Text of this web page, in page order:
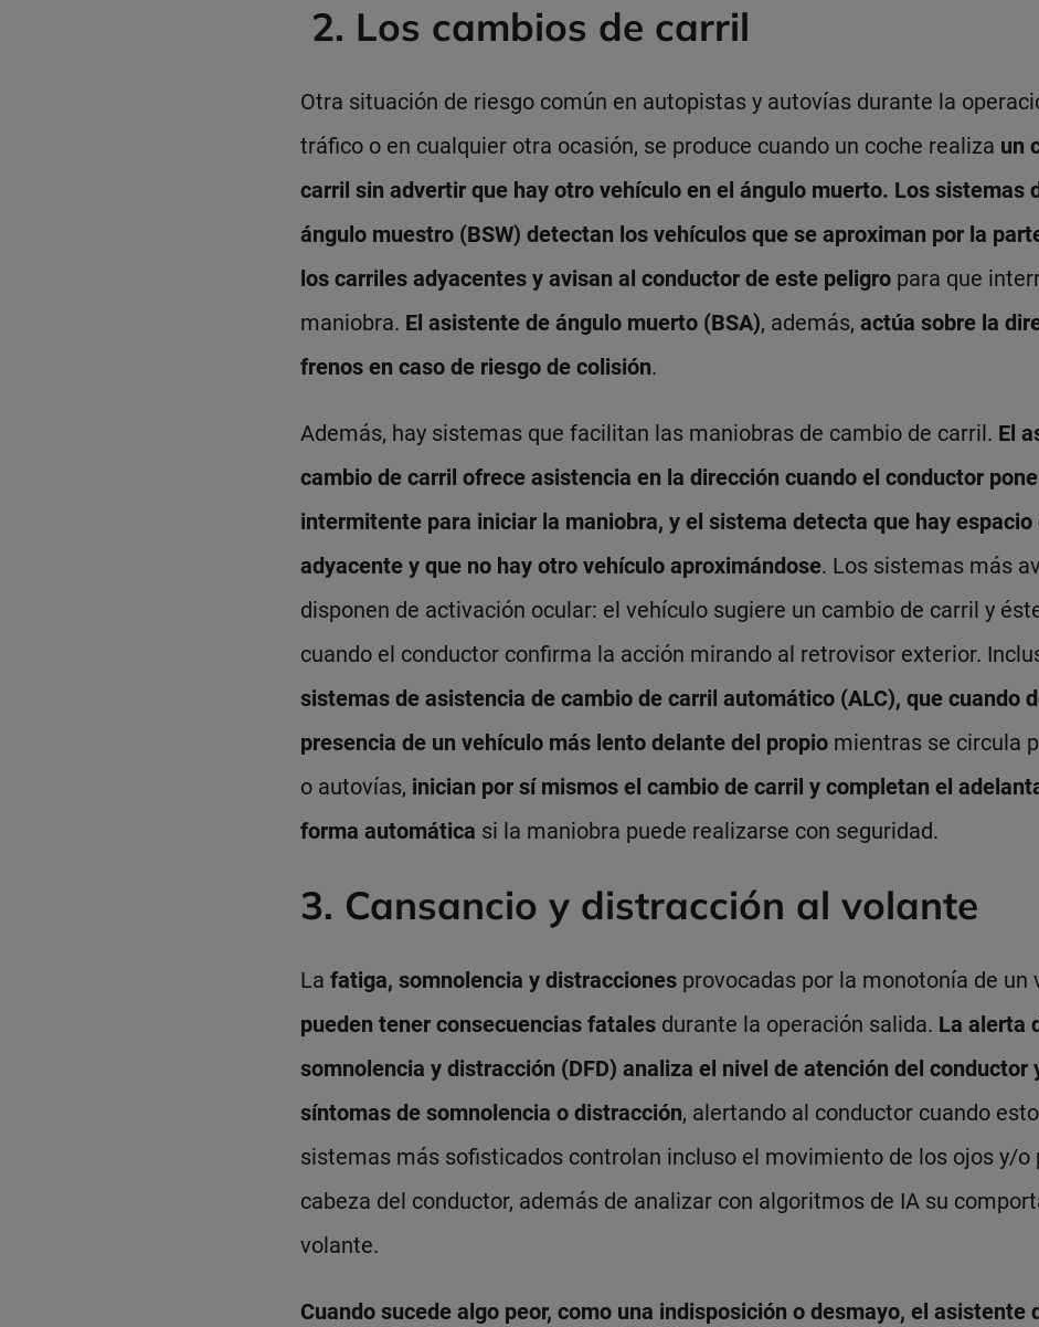
2. Los cambios de carril
Otra situación de riesgo común en autopistas y autovías durante la
tráfico o en cualquier otra ocasión, se produce cuando un coche realiza un
carril sin advertir que hay otro vehículo en el ángulo muerto. Los sistemas
ángulo muestro (BSW) detectan los vehículos que se aproximan por la
los carriles adyacentes y avisan al conductor de este peligro para que
maniobra. El asistente de ángulo muerto (BSA), además, actúa sobre la
frenos en caso de riesgo de colisión.
Además, hay sistemas que facilitan las maniobras de cambio de carril. El
cambio de carril ofrece asistencia en la dirección cuando el conductor
intermitente para iniciar la maniobra, y el sistema detecta que hay espacio
adyacente y que no hay otro vehículo aproximándose. Los sistemas más
disponen de activación ocular: el vehículo sugiere un cambio de carril y
cuando el conductor confirma la acción mirando al retrovisor exterior.
sistemas de asistencia de cambio de carril automático (ALC), que cuando
presencia de un vehículo más lento delante del propio mientras se circula
o autovías, inician por sí mismos el cambio de carril y completan el
forma automática si la maniobra puede realizarse con seguridad.
3. Cansancio y distracción al volante
La fatiga, somnolencia y distracciones provocadas por la monotonía de un
pueden tener consecuencias fatales durante la operación salida. La alerta
somnolencia y distracción (DFD) analiza el nivel de atención del conductor
síntomas de somnolencia o distracción, alertando al conductor cuando
sistemas más sofisticados controlan incluso el movimiento de los ojos y/o
cabeza del conductor, además de analizar con algoritmos de IA su
volante.
Cuando sucede algo peor, como una indisposición o desmayo, el asistente